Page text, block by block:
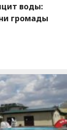
воды:
громады